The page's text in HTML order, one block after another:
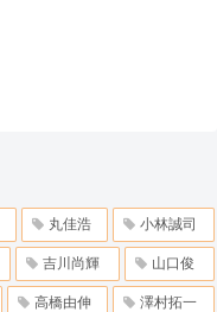
丸佳浩 小林誠司
吉川尚輝 山口俊
高橋由伸 澤村拓一